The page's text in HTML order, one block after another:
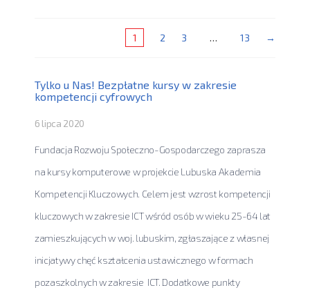
1 2 3 … 13 →
Tylko u Nas! Bezpłatne kursy w zakresie
kompetencji cyfrowych
6 lipca 2020
Fundacja Rozwoju Społeczno-Gospodarczego zaprasza
na kursy komputerowe w projekcie Lubuska Akademia
Kompetencji Kluczowych. Celem jest wzrost kompetencji
kluczowych w zakresie ICT wśród osób w wieku 25-64 lat
zamieszkujących w woj. lubuskim, zgłaszające z własnej
inicjatywy chęć kształcenia ustawicznego w formach
pozaszkolnych w zakresie ICT. Dodatkowe punkty